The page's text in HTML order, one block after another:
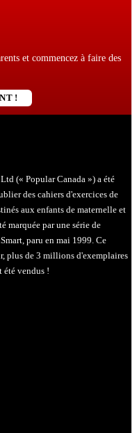
et commencez à faire des
!
(« Popular Canada ») a été
des cahiers d'exercices de
aux enfants de maternelle et
marquée par une série de
paru en mai 1999. Ce
plus de 3 millions d'exemplaires
été vendus !